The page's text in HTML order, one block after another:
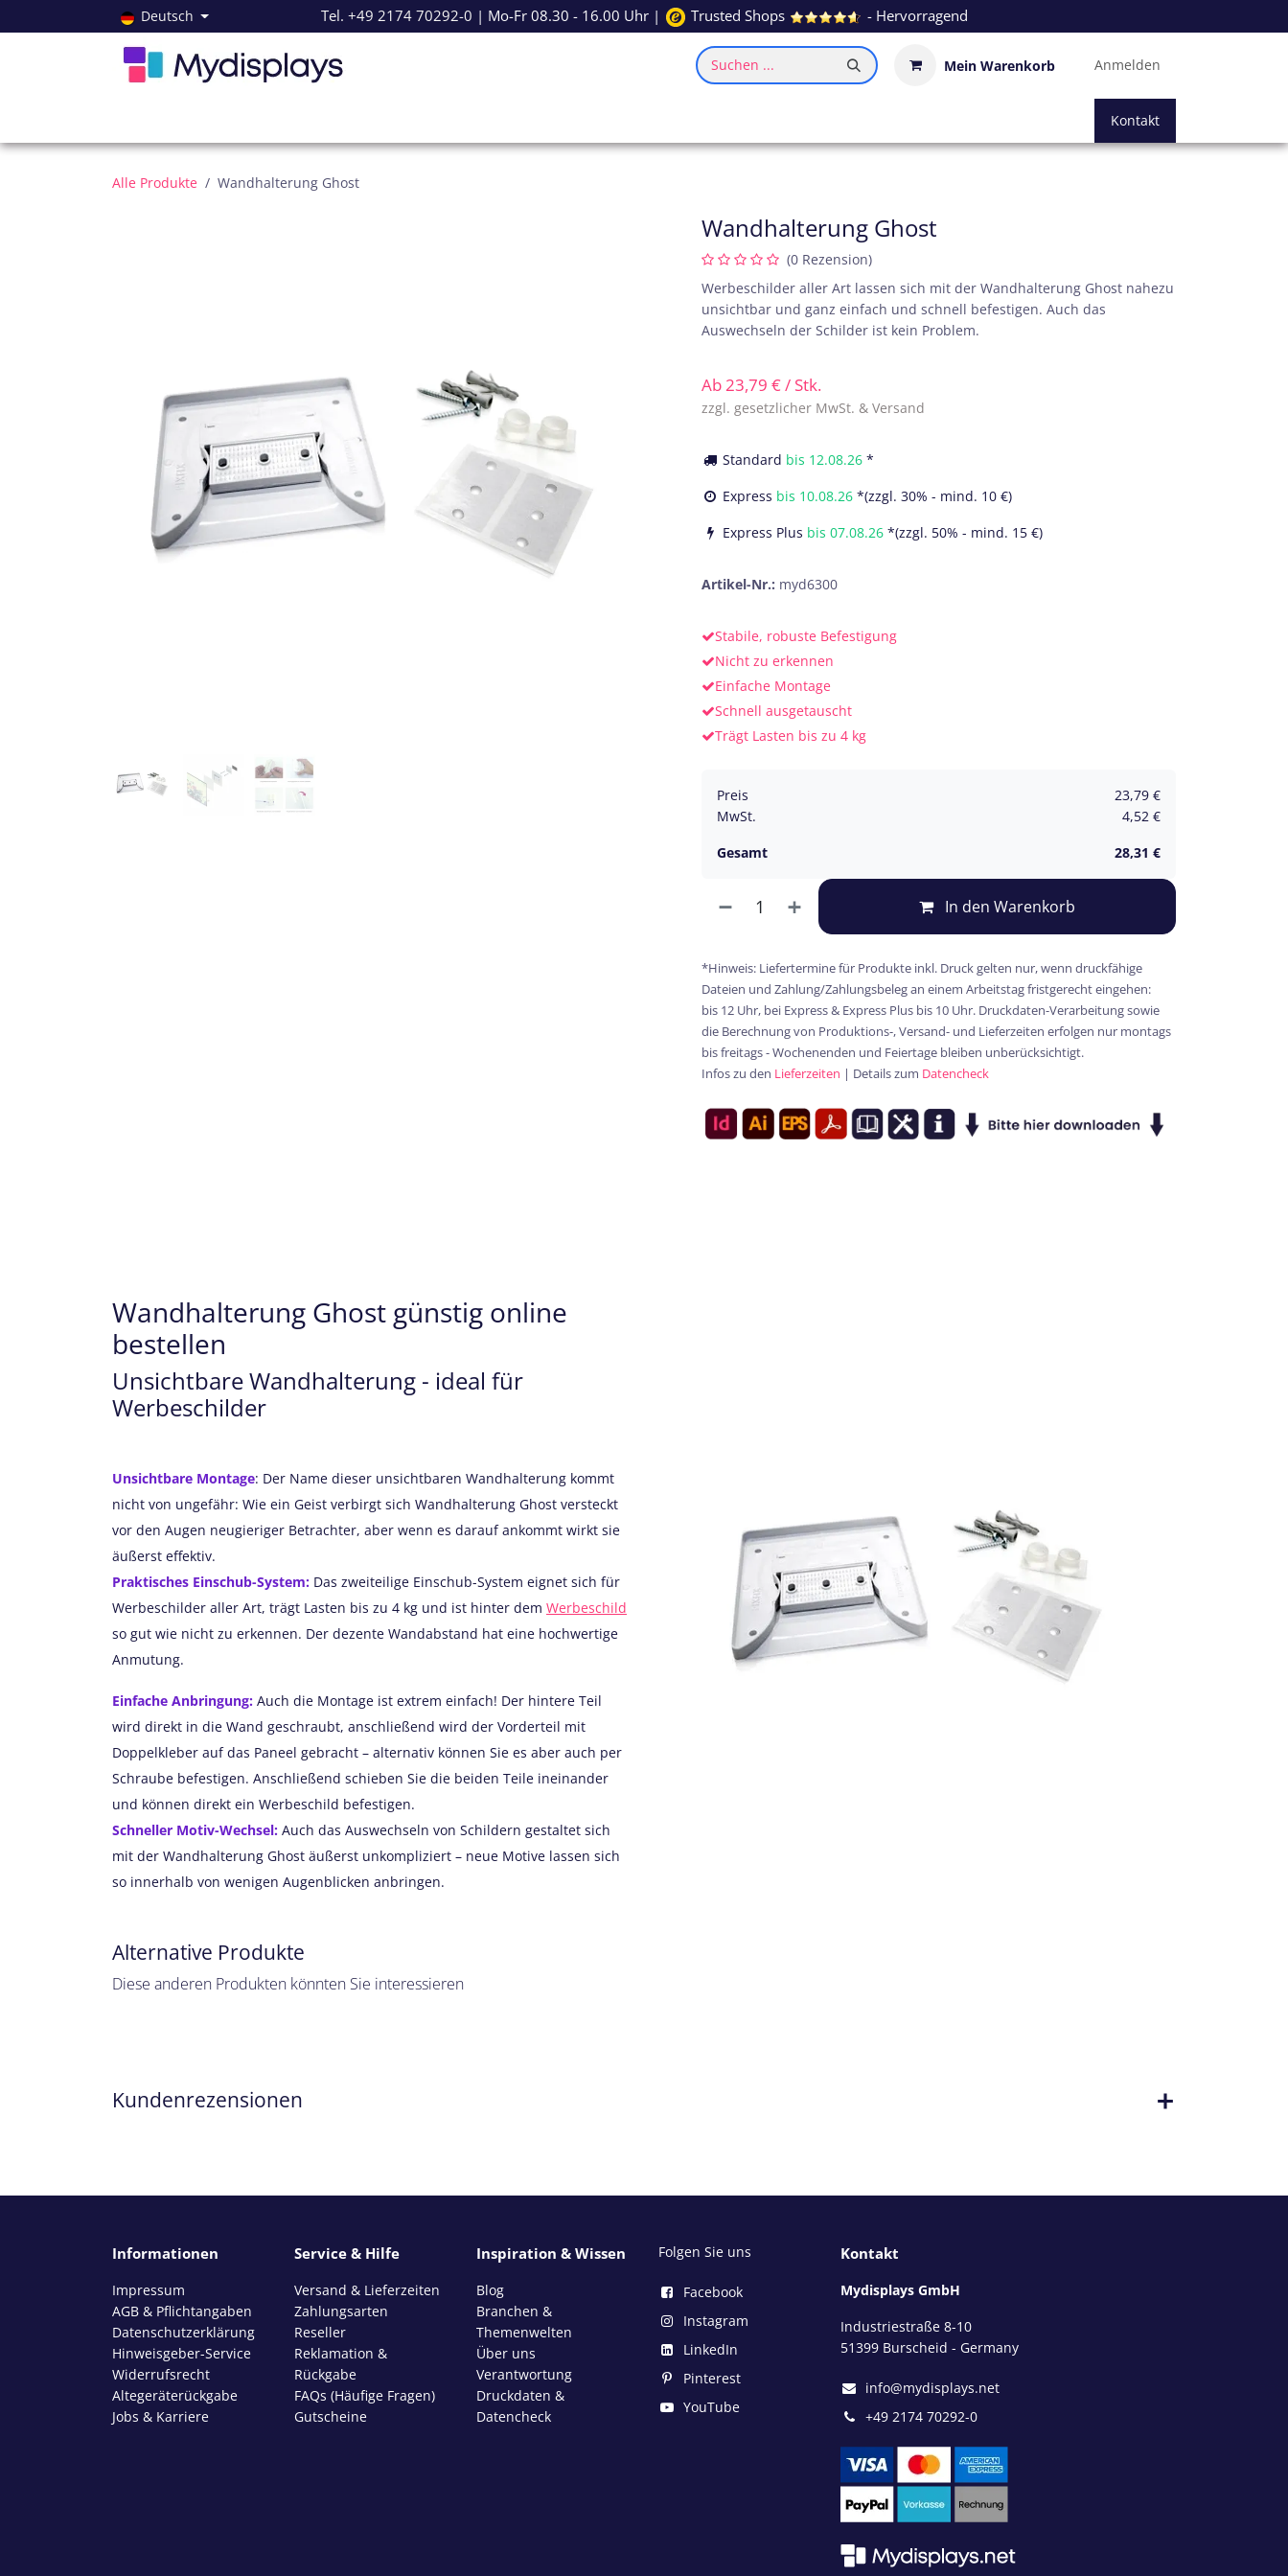
Zum Inhalt springen Deutsch Tel. +49 2174 70292-0 | Mo-Fr 08.30 - 16.00 Uhr | Trusted Shops - Hervorragend
Suchen ... Mein Warenkorb Anmelden
Kontakt
Alle Produkte ​Wandhalterung Ghost
​Wandhalterung Ghost
(0 Rezension)
Werbeschilder aller Art lassen sich mit der Wandhalterung Ghost nahezu
unsichtbar und ganz einfach und schnell befestigen. Auch das
Auswechseln der Schilder ist kein Problem.
Ab23,79 €/ Stk.
zzgl. gesetzlicher MwSt. & Versand
Standard bis 12.08.26 *
Express bis 10.08.26 *(zzgl. 30% - mind. 10 €)
Express Plus bis 07.08.26 *(zzgl. 50% - mind. 15 €)
Artikel-Nr.: myd6300
Stabile, robuste Befestigung
Nicht zu erkennen
Einfache Montage
Schnell ausgetauscht
Trägt Lasten bis zu 4 kg
Preis 23,79 €
MwSt.
4,52 €
Gesamt
28,31 €
In den Warenkorb
*Hinweis: Liefertermine für Produkte inkl. Druck gelten nur, wenn druckfähige
Dateien und Zahlung/Zahlungsbeleg an einem Arbeitstag fristgerecht eingehen:
bis 12 Uhr, bei Express & Express Plus bis 10 Uhr. Druckdaten-Verarbeitung sowie
die Berechnung von Produktions-, Versand- und Lieferzeiten erfolgen nur montags
bis freitags - Wochenenden und Feiertage bleiben unberücksichtigt.
Infos zu den Lieferzeiten | Details zum Datencheck
Wandhalterung Ghost günstig online
bestellen
Unsichtbare Wandhalterung - ideal für
Werbeschilder
Unsichtbare Montage: Der Name dieser unsichtbaren Wandhalterung kommt
nicht von ungefähr: Wie ein Geist verbirgt sich Wandhalterung Ghost versteckt
vor den Augen neugieriger Betrachter, aber wenn es darauf ankommt wirkt sie
äußerst effektiv.
Praktisches Einschub-System: Das zweiteilige Einschub-System eignet sich für
Werbeschilder aller Art, trägt Lasten bis zu 4 kg und ist hinter dem Werbeschild
so gut wie nicht zu erkennen. Der dezente Wandabstand hat eine hochwertige
Anmutung.
Einfache Anbringung: Auch die Montage ist extrem einfach! Der hintere Teil
wird direkt in die Wand geschraubt, anschließend wird der Vorderteil mit
Doppelkleber auf das Paneel gebracht – alternativ können Sie es aber auch per
Schraube befestigen. Anschließend schieben Sie die beiden Teile ineinander
und können direkt ein Werbeschild befestigen.
Schneller Motiv-Wechsel: Auch das Auswechseln von Schildern gestaltet sich
mit der Wandhalterung Ghost äußerst unkompliziert – neue Motive lassen sich
so innerhalb von wenigen Augenblicken anbringen.
Alternative Produkte
Diese anderen Produkten könnten Sie interessieren
Kundenrezensionen
Informationen
Impressum
AGB & Pflichtangaben
Datenschutzerklärung
Hinweisgeber-Service
Widerrufsrecht
Altegeräterückgabe
Jobs & Karriere
Service & Hilfe
Versand & Lieferzeiten
Zahlungsarten
Reseller
Reklamation &
Rückgabe
FAQs (Häufige Fragen)
Gutscheine
Inspiration & Wissen
Blog
Branchen &
Themenwelten
Über uns
Verantwortung
Druckdaten &
Datencheck
Folgen Sie uns
Facebook
Instagram
LinkedIn
Pinterest
YouTube
Kontakt
Mydisplays GmbH
Industriestraße 8-10
51399 Burscheid - Germany
info@mydisplays.net
+49 2174 70292-0